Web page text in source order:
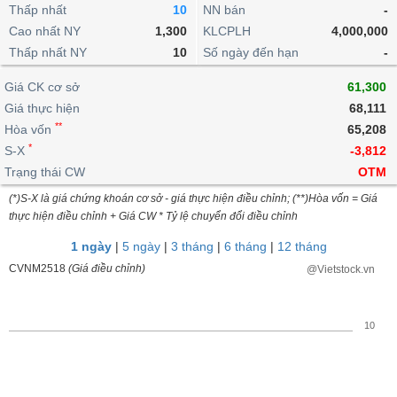
lỗ
dịch
nội
Niên
giám
Tài
liệu
cổ
Định
giá
ngoài
doanh
Top
cổ
phiếu
ngành
dịch
Chứng
quyền
quan
Thống
giao
dịch
Thống
giao
dịch
Tin
tức
Phân
tích
kỹ
thuật
trực
tuyến
Bộ
lọc
cổ
So
Vĩ
mô
lai
Chứng
quyền
Trái
phiếu
IR
Awards
tạo
Dịch
vụ
Thấp nhất
10
Cao nhất NY
1,300
Thấp nhất NY
10
NN bán
-
KLCPLH
4,000,000
Số ngày đến hạn
-
Giá CK cơ sở
61,300
Giá thực hiện
68,111
Hòa vốn **
65,208
S-X *
-3,812
Trạng thái CW
OTM
(*)S-X là giá chứng khoán cơ sở - giá thực hiện điều chỉnh; (**)Hòa vốn = Giá
thực hiện điều chỉnh + Giá CW * Tỷ lệ chuyển đổi điều chỉnh
1 ngày| 5 ngày| 3 tháng | 6 tháng | 12 tháng
CVNM2518 (Giá điều chỉnh) @Vietstock.vn
10
BẤT
ĐỘNG
SẢN
TÀI
CHÍNH
HÀNG